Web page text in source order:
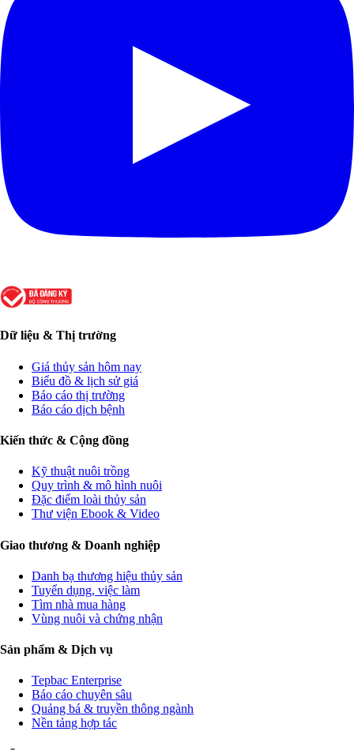
Dữ liệu & Thị trường
Giá thủy sản hôm nay
Biểu đồ & lịch sử giá
Báo cáo thị trường
Báo cáo dịch bệnh
Kiến thức & Cộng đồng
Kỹ thuật nuôi trồng
Quy trình & mô hình nuôi
Đặc điểm loài thủy sản
Thư viện Ebook & Video
Giao thương & Doanh nghiệp
Danh bạ thương hiệu thủy sản
Tuyển dụng, việc làm
Tìm nhà mua hàng
Vùng nuôi và chứng nhận
Sản phẩm & Dịch vụ
Tepbac Enterprise
Báo cáo chuyên sâu
Quảng bá & truyền thông ngành
Nền tảng hợp tác